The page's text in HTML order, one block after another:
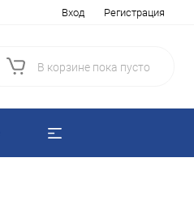
Вход Регистрация
В корзине пока пусто